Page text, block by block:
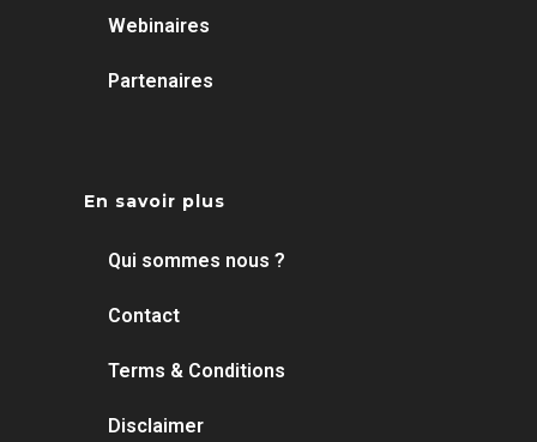
Webinaires
Partenaires
En savoir plus
Qui sommes nous ?
Contact
Terms & Conditions
Disclaimer